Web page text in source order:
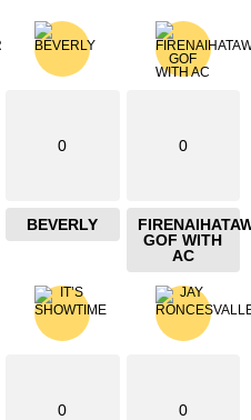
0
BEVERLY
0
GOF WITH
AC
0 0